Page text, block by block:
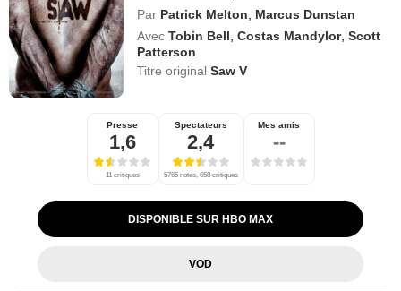
Par Patrick Melton
Marcus Dunstan
Avec Tobin Bell ,Costas Mandylor,Scott
Patterson
Titre originalSaw V
Presse
1,6
11 critiques
Spectateurs
2,4
5765 notes, 658 critiques
Mes amis
--
DISPONIBLE SUR HBO MAX
VOD